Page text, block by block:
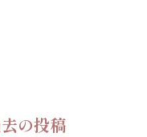
の投稿